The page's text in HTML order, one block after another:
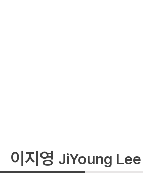
이지영 JiYoung Lee